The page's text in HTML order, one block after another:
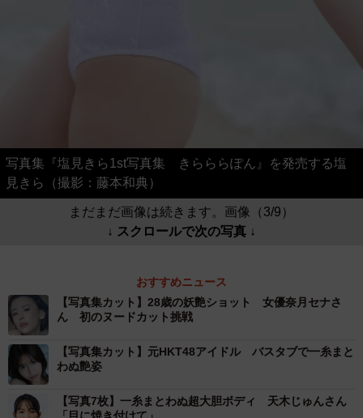
写真集『塩見きら1st写真集 きらららぽん』を発売する塩
見きら（撮影：藤本和典）
まだまだ画像は続きます。画像（3/9）
↓ スクロールで次の写真 ↓
おすすめニュース
【写真集カット】28歳の妖艶ショット 女優奈月セナさ
ん 初のヌードカット挑戦
【写真集カット】元HKT48アイドル バスタブで一糸まと
わぬ艶姿
【写真7枚】一糸まとわぬ超大胆ボディ 天木じゅんさん